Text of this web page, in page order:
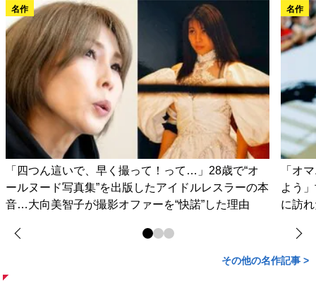
名作
「四つん這いで、早く撮って！って…」28歳で“オ
ールヌード写真集”を出版したアイドルレスラーの本
音…大向美智子が撮影オファーを“快諾”した理由
名作
「オ
よう
に訪
その他の名作記事 >